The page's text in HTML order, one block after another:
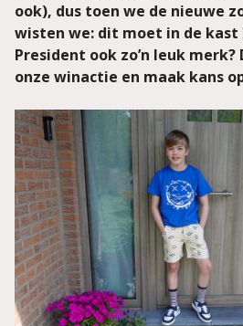
ook), dus toen we de nieuwe
wisten we: dit moet in de kast
President ook zo’n leuk
onze winactie en maak kans